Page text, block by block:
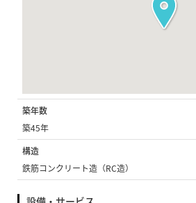
築年数
築45年
構造
鉄筋コンクリート造（RC造）